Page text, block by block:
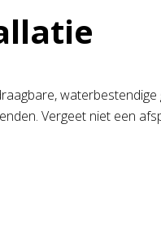
Vergeet niet een